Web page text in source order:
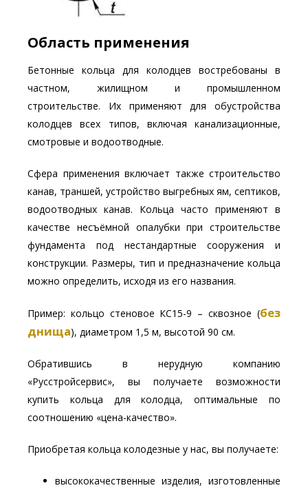
Область применения
Бетонные кольца для колодцев востребованы в
частном, жилищном и промышленном
строительстве. Их применяют для обустройства
колодцев всех типов, включая канализационные,
смотровые и водоотводные.
Сфера применения включает также строительство
канав, траншей, устройство выгребных ям, септиков,
водоотводных канав. Кольца часто применяют в
качестве несъёмной опалубки при строительстве
фундамента под нестандартные сооружения и
конструкции. Размеры, тип и предназначение кольца
можно определить, исходя из его названия.
Пример: кольцо стеновое КС15-9 – сквозное (без
днища), диаметром 1,5 м, высотой 90 см.
Обратившись в нерудную компанию
«Русстройсервис», вы получаете возможности
купить кольца для колодца, оптимальные по
соотношению «цена-качество».
Приобретая кольца колодезные у нас, вы получаете:
высококачественные изделия, изготовленные